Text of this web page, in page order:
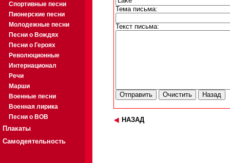
Спортивные песни
Пионерские песни
Молодежные песни
Песни о Вождях
Песни о Героях
Революционные
Интернационал
Речи
Марши
Военные песни
Военная лирика
Песни о ВОВ
Плакаты
Самодеятельность
Тема письма:
Текст письма:
НАЗАД